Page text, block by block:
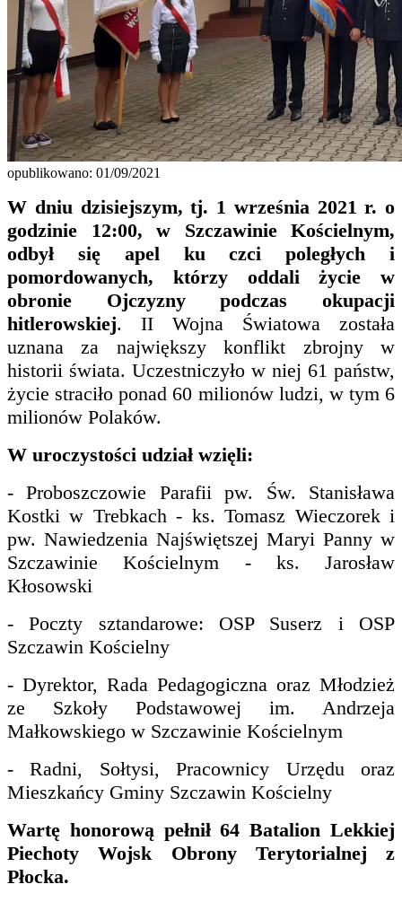
opublikowano: 01/09/2021
W dniu dzisiejszym, tj. 1 września 2021 r. o
godzinie 12:00, w Szczawinie Kościelnym,
odbył się apel ku czci poległych i
pomordowanych, którzy oddali życie w
obronie Ojczyzny podczas okupacji
hitlerowskiej. II Wojna Światowa została
uznana za największy konflikt zbrojny w
historii świata. Uczestniczyło w niej 61 państw,
życie straciło ponad 60 milionów ludzi, w tym 6
milionów Polaków.
W uroczystości udział wzięli:
- Proboszczowie Parafii pw. Św. Stanisława
Kostki w Trebkach - ks. Tomasz Wieczorek i
pw. Nawiedzenia Najświętszej Maryi Panny w
Szczawinie Kościelnym - ks. Jarosław
Kłosowski
- Poczty sztandarowe: OSP Suserz i OSP
Szczawin Kościelny
- Dyrektor, Rada Pedagogiczna oraz Młodzież
ze Szkoły Podstawowej im. Andrzeja
Małkowskiego w Szczawinie Kościelnym
- Radni, Sołtysi, Pracownicy Urzędu oraz
Mieszkańcy Gminy Szczawin Kościelny
Wartę honorową pełnił 64 Batalion Lekkiej
Piechoty Wojsk Obrony Terytorialnej z
Płocka.